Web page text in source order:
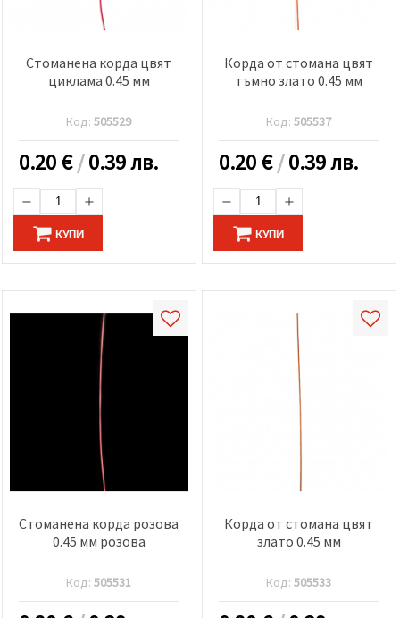
Стоманена корда цвят
циклама 0.45 мм
Код:505529
0.20€/0.39 лв.
КУПИ
Корда от стомана цвят
тъмно злато 0.45 мм
Код:505537
0.20€/0.39 лв.
КУПИ
Стоманена корда розова
0.45 мм розова
Код:505531
Корда от стомана цвят
злато 0.45 мм
Код:505533